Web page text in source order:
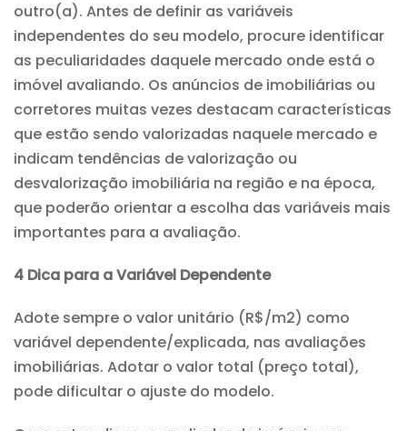
outro(a). Antes de definir as variáveis
independentes do seu modelo, procure identificar
as peculiaridades daquele mercado onde está o
imóvel avaliando. Os anúncios de imobiliárias ou
corretores muitas vezes destacam características
que estão sendo valorizadas naquele mercado e
indicam tendências de valorização ou
desvalorização imobiliária na região e na época,
que poderão orientar a escolha das variáveis mais
importantes para a avaliação.
4 Dica para a Variável Dependente
Adote sempre o valor unitário (R$/m2) como
variável dependente/explicada, nas avaliações
imobiliárias. Adotar o valor total (preço total),
pode dificultar o ajuste do modelo.